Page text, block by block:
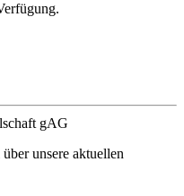
gAG
unsere aktuellen